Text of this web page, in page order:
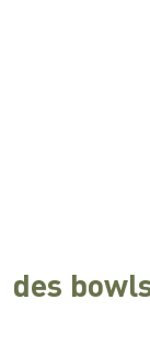
des